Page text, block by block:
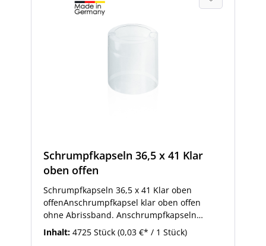
Schrumpfkapseln 36,5 x 41 Klar
oben offen
Schrumpfkapseln 36,5 x 41 Klar oben
offenAnschrumpfkapsel klar oben offen
ohne Abrissband. Anschrumpfkapseln
werden als Originalitätsverschluß für
sämtliche Flaschen verwendet.
Inhalt: 4725 Stück (0,03 €* / 1 Stück)